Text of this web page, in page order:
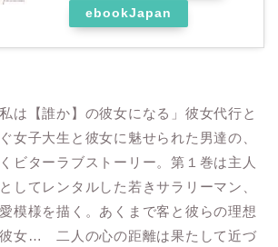
ebookJapan
は【誰か】の彼女になる」彼女代行と
女子大生と彼女に魅せられた男達の、
ビターラブストーリー。第１巻は主人
してレンタルした若きサラリーマン、
模様を描く。あくまで客と彼らの理想
女… 二人の心の距離は果たして近づ